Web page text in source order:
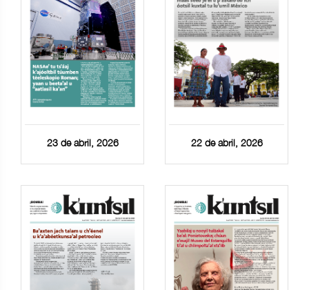
23 de abril, 2026 22 de abril, 2026